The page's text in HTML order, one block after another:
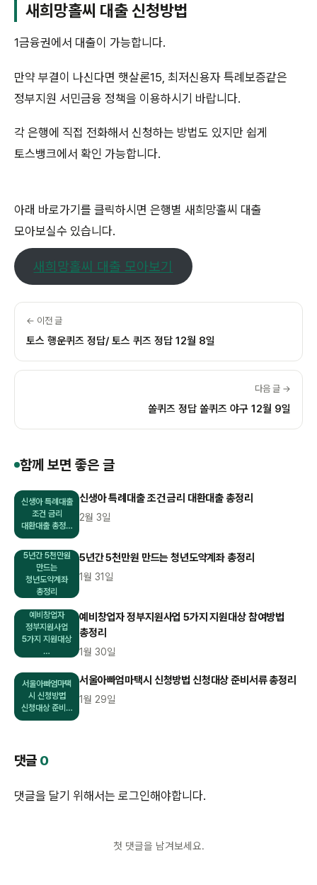
새희망홀씨 대출 신청방법
1금융권에서 대출이 가능합니다.
만약 부결이 나신다면 햇살론15, 최저신용자 특례보증같은
정부지원 서민금융 정책을 이용하시기 바랍니다.
각 은행에 직접 전화해서 신청하는 방법도 있지만 쉽게
토스뱅크에서 확인 가능합니다.
아래 바로가기를 클릭하시면 은행별 새희망홀씨 대출
모아보실수 있습니다.
새희망홀씨 대출 모아보기
← 이전 글
토스 행운퀴즈 정답/ 토스 퀴즈 정답 12월 8일
다음 글 →
쏠퀴즈 정답 쏠퀴즈 야구 12월 9일
함께 보면 좋은 글
신생아 특례대출
조건 금리
대환대출 총정…
신생아 특례대출 조건 금리 대환대출 총정리
2월 3일
5년간 5천만원
만드는
청년도약계좌
총정리
5년간 5천만원 만드는 청년도약계좌 총정리
1월 31일
예비창업자
정부지원사업
5가지 지원대상
…
예비창업자 정부지원사업 5가지 지원대상 참여방법
총정리
1월 30일
서울아빠엄마택
시 신청방법
신청대상 준비…
서울아빠엄마택시 신청방법 신청대상 준비서류 총정리
1월 29일
댓글 0
댓글을 달기 위해서는 로그인해야합니다.
첫 댓글을 남겨보세요.